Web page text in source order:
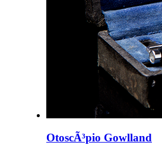
OtoscÃ³pio Gowlland